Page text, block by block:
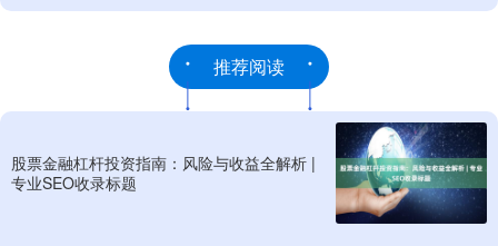
推荐阅读
股票金融杠杆投资指南：风险与收益全解析 |
专业SEO收录标题